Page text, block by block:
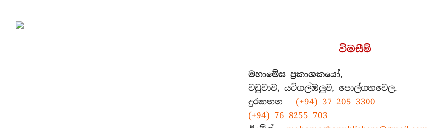
විමසීම්
මහාමේඝ ප්‍රකාශකයෝ,
වඩුවාව, යටිගල්ඔලුව, පොල්ගහවෙල.
දුරකතන – (+94) 37 205 3300
(+94) 76 8255 703